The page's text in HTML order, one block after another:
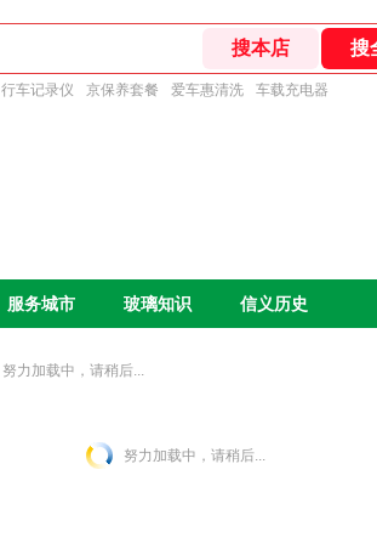
行车记录仪 京保养套餐 爱车惠清洗 车载充电器
服务城市 玻璃知识 信义历史
努力加载中，请稍后...
努力加载中，请稍后...